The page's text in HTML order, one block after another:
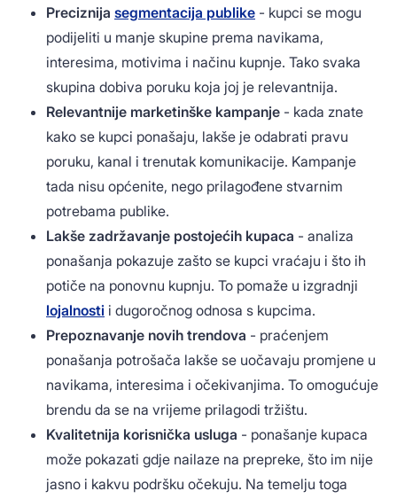
Preciznija segmentacija publike - kupci se mogu
podijeliti u manje skupine prema navikama,
interesima, motivima i načinu kupnje. Tako svaka
skupina dobiva poruku koja joj je relevantnija.
Relevantnije marketinške kampanje - kada znate
kako se kupci ponašaju, lakše je odabrati pravu
poruku, kanal i trenutak komunikacije. Kampanje
tada nisu općenite, nego prilagođene stvarnim
potrebama publike.
Lakše zadržavanje postojećih kupaca - analiza
ponašanja pokazuje zašto se kupci vraćaju i što ih
potiče na ponovnu kupnju. To pomaže u izgradnji
lojalnosti i dugoročnog odnosa s kupcima.
Prepoznavanje novih trendova - praćenjem
ponašanja potrošača lakše se uočavaju promjene u
navikama, interesima i očekivanjima. To omogućuje
brendu da se na vrijeme prilagodi tržištu.
Kvalitetnija korisnička usluga - ponašanje kupaca
može pokazati gdje nailaze na prepreke, što im nije
jasno i kakvu podršku očekuju. Na temelju toga